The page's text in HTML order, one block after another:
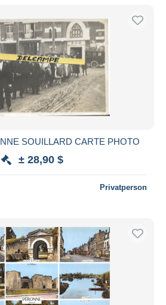
SOUILLARD CARTE PHOTO
± 28,90 $
Privatperson